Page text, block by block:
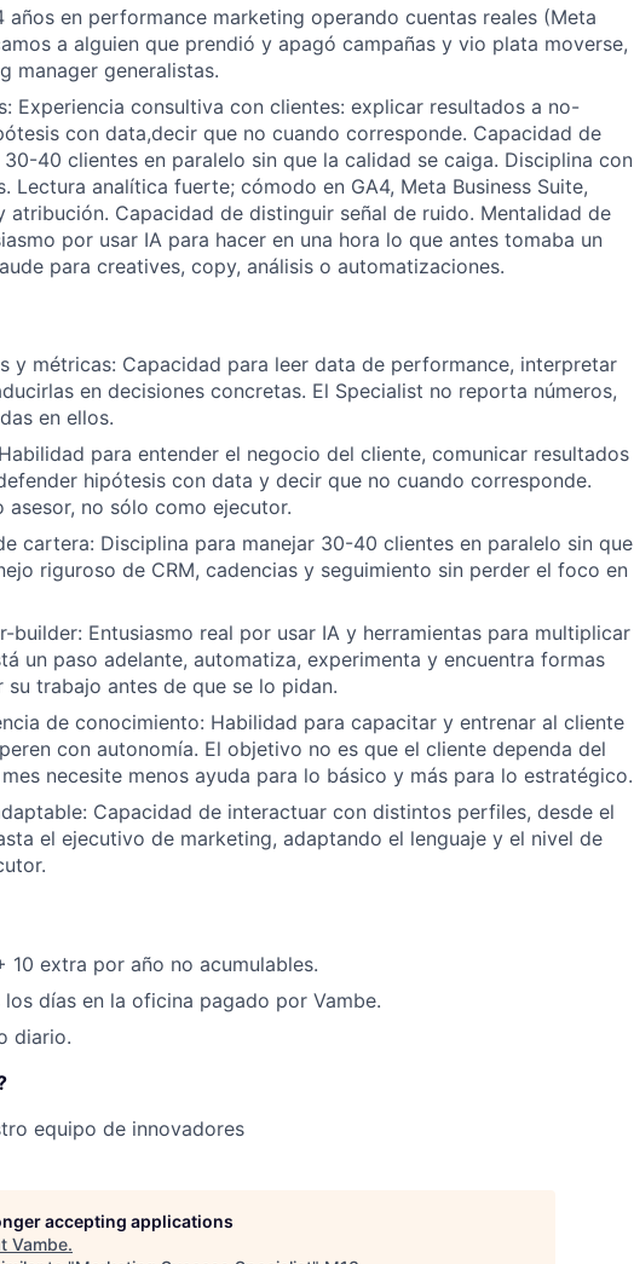
años en performance marketing operando cuentas reales (Meta
a alguien que prendió y apagó campañas y vio plata moverse,
manager generalistas.
Experiencia consultiva con clientes: explicar resultados a no-
con data,decir que no cuando corresponde. Capacidad de
40 clientes en paralelo sin que la calidad se caiga. Disciplina con
Lectura analítica fuerte; cómodo en GA4, Meta Business Suite,
atribución. Capacidad de distinguir señal de ruido. Mentalidad de
por usar IA para hacer en una hora lo que antes tomaba un
para creatives, copy, análisis o automatizaciones.
y métricas: Capacidad para leer data de performance, interpretar
en decisiones concretas. El Specialist no reporta números,
en ellos.
para entender el negocio del cliente, comunicar resultados
hipótesis con data y decir que no cuando corresponde.
asesor, no sólo como ejecutor.
cartera: Disciplina para manejar 30-40 clientes en paralelo sin que
riguroso de CRM, cadencias y seguimiento sin perder el foco en
builder: Entusiasmo real por usar IA y herramientas para multiplicar
un paso adelante, automatiza, experimenta y encuentra formas
su trabajo antes de que se lo pidan.
de conocimiento: Habilidad para capacitar y entrenar al cliente
con autonomía. El objetivo no es que el cliente dependa del
necesite menos ayuda para lo básico y más para lo estratégico.
Capacidad de interactuar con distintos perfiles, desde el
el ejecutivo de marketing, adaptando el lenguaje y el nivel de
10 extra por año no acumulables.
días en la oficina pagado por Vambe.
diario.
equipo de innovadores
accepting applications
Vambe.